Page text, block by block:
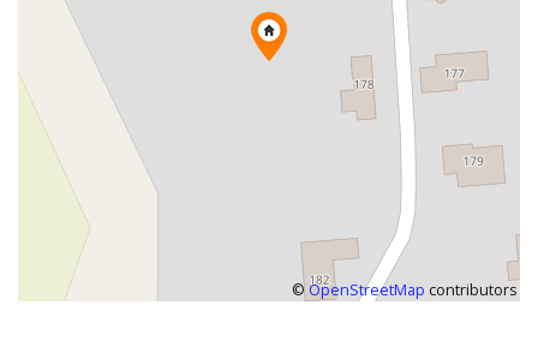
© OpenStreetMap contributors